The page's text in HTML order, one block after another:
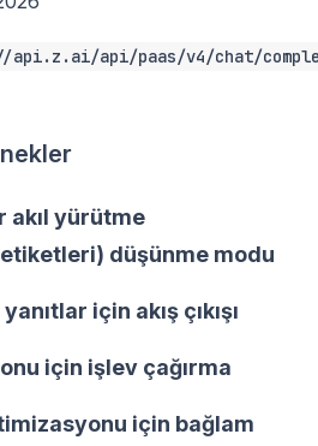
api/paas/v4/chat/
akıl yürütme
düşünme modu
için akış çıkışı
için işlev çağırma
için bağlam